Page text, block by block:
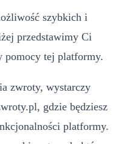
szybkich i
przedstawimy Ci
pomocy tej platformy.
zwroty, wystarczy
gdzie będziesz
platformy.